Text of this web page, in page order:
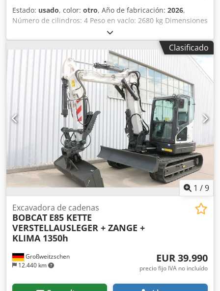
Estado: usado, color: otro, Año de fabricación: 2026,
Número de cilindros: 4 Peso en vacío: 2680 kg Dimensiones
(largo x ancho x alto): 337 x 172 x 197 cm Sistema de
cambio rápido: sí Csdpfx Alezrv Ulogsha Peso propio: 2680
kg Dimensiones de transporte: 3378 x 1727 x 1972 mm
Marca y modelo del motor: Kubota V2403 Potencia: 36,5 kW
/ 48,9 CV Cilindros: 4 Tamaño de los neumáticos: ruedas
delanteras y traseras: 30x10-16 Ancho de la pala: 1730 mm
Equipamiento: sistema de cambio rápido mecánico
Función adicional: Sin certificación ni registro CE Sin
documentación
Clasificado
1 /9
Großweitzschen
12.440 km
Excavadora de cadenas
BOBCAT E85 KETTE
VERSTELLAUSLEGER + ZANGE +
KLIMA 1350h
EUR 39.990
precio fijo IVA no incluído